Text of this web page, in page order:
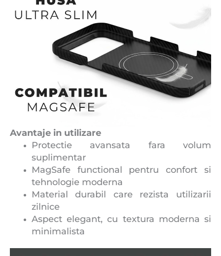
Avantaje in utilizare
Protectie avansata fara volum
suplimentar
MagSafe functional pentru confort si
tehnologie moderna
Material durabil care rezista utilizarii
zilnice
Aspect elegant, cu textura moderna si
minimalista